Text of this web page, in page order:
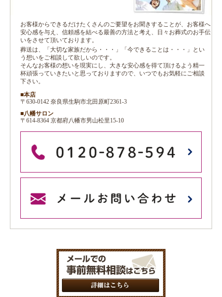
お客様からできるだけたくさんのご要望をお聞きすることが、お客様へ
安心感を与え、信頼感を結べる最善の方法と考え、日々お葬式のお手伝
いをさせて頂いております。
葬送は、「大切な家族だから・・・」「今できることは・・・」とい
う想いをご相談して欲しいのです。
そんなお客様の想いを現実にし、大きな安心感を得て頂けるよう精一
杯頑張っていきたいと思っておりますので、いつでもお気軽にご相談
下さい。
■本店
〒630-0142 奈良県生駒市北田原町2361-3
■八幡サロン
〒614-8364 京都府八幡市男山松里15-10